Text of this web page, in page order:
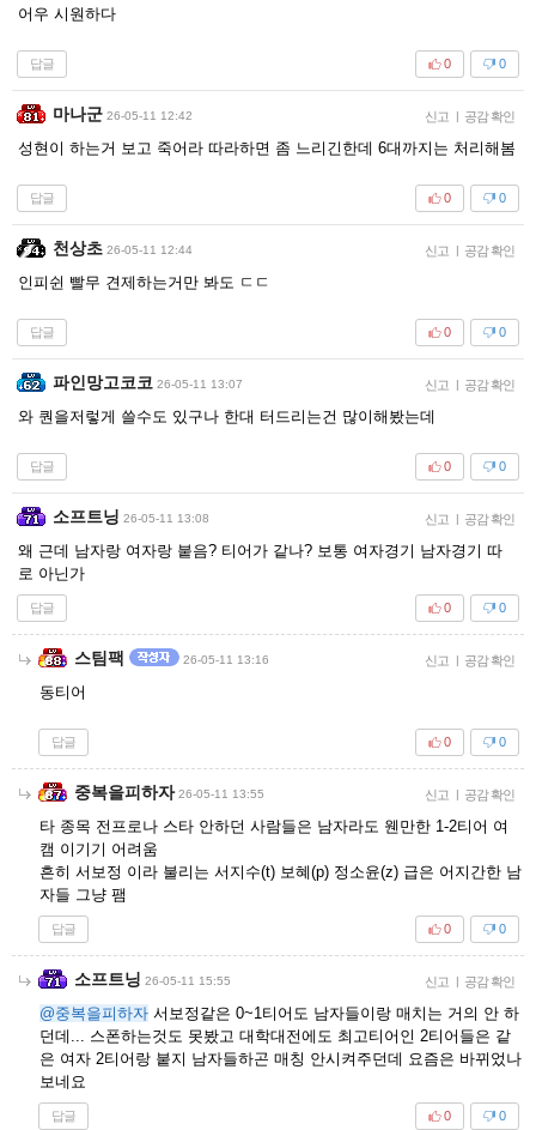
어우 시원하다
답글 0
0
마나군 26-05-11 12:42 신고 | 공감 확인
성현이 하는거 보고 죽어라 따라하면 좀 느리긴한데 6대까지는 처리해봄
답글 0
0
천상초 26-05-11 12:44 신고 | 공감 확인
인피쉰 빨무 견제하는거만 봐도 ㄷㄷ
답글 0
0
파인망고코코 26-05-11 13:07 신고 | 공감 확인
와 퀀을저렇게 쓸수도 있구나 한대 터드리는건 많이해봤는데
답글 0
0
소프트닝 26-05-11 13:08 신고 | 공감 확인
왜 근데 남자랑 여자랑 붙음? 티어가 같나? 보통 여자경기 남자경기 따
로 아닌가
답글 0
0
스팀팩 26-05-11 13:16 신고 | 공감 확인
동티어
답글 0
0
중복을피하자 26-05-11 13:55 신고 | 공감 확인
타 종목 전프로나 스타 안하던 사람들은 남자라도 웬만한 1-2티어 여
캠 이기기 어려움
흔히 서보정 이라 불리는 서지수(t) 보혜(p) 정소윤(z) 급은 어지간한 남
자들 그냥 팸
답글 0
0
소프트닝 26-05-11 15:55 신고 | 공감 확인
@중복을피하자 서보정같은 0~1티어도 남자들이랑 매치는 거의 안 하
던데... 스폰하는것도 못봤고 대학대전에도 최고티어인 2티어들은 같
은 여자 2티어랑 붙지 남자들하곤 매칭 안시켜주던데 요즘은 바뀌었나
보네요
답글 0
0